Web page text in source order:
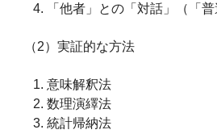
「他者」との「対話」（「普
（2）実証的な方法
意味解釈法
数理演繹法
統計帰納法